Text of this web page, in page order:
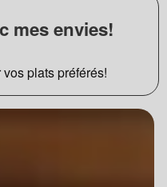
mes envies!
plats préférés!